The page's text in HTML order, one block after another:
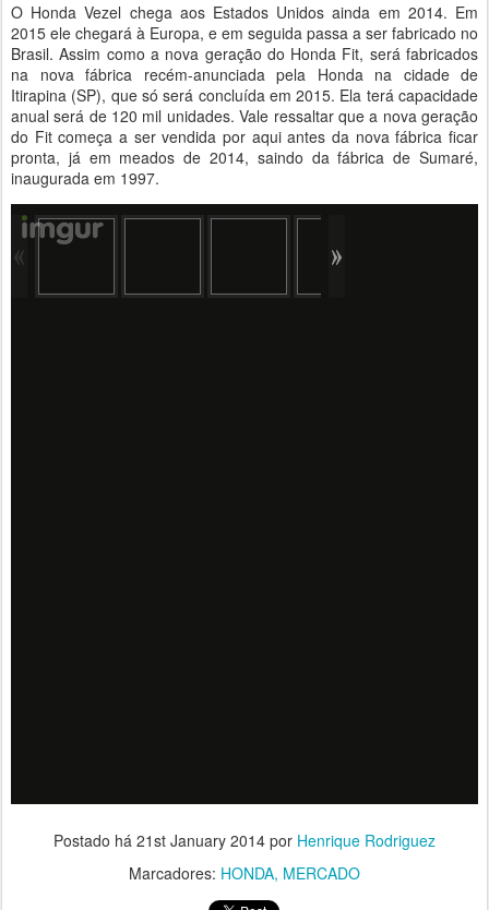
O Honda Vezel chega aos Estados Unidos ainda em 2014. Em
2015 ele chegará à Europa, e em seguida passa a ser fabricado no
Brasil. Assim como a nova geração do Honda Fit, será fabricados
na nova fábrica recém-anunciada pela Honda na cidade de
Itirapina (SP), que só será concluída em 2015. Ela terá capacidade
anual será de 120 mil unidades. Vale ressaltar que a nova geração
do Fit começa a ser vendida por aqui antes da nova fábrica ficar
pronta, já em meados de 2014, saindo da fábrica de Sumaré,
inaugurada em 1997.
Postado há 21st January 2014 por Henrique Rodriguez
Marcadores: HONDA MERCADO